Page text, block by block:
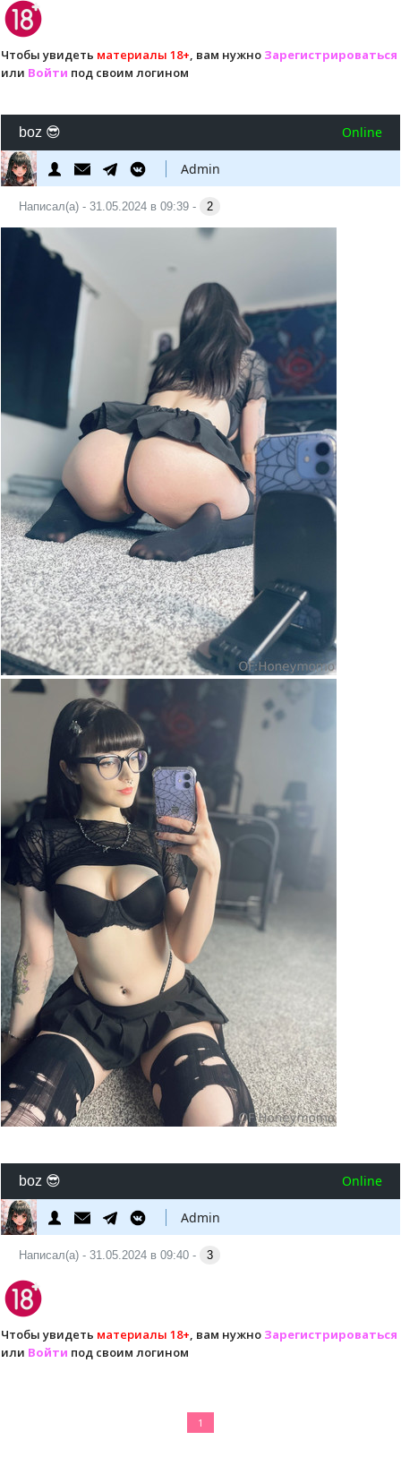
Чтобы увидеть материалы 18+, вам нужно Зарегистрироваться
или Войти под своим логином
boz 😎 Online
Admin
Написал(а) - 31.05.2024 в 09:39 - 2
boz 😎 Online
Admin
Написал(а) - 31.05.2024 в 09:40 - 3
Чтобы увидеть материалы 18+, вам нужно Зарегистрироваться
или Войти под своим логином
1